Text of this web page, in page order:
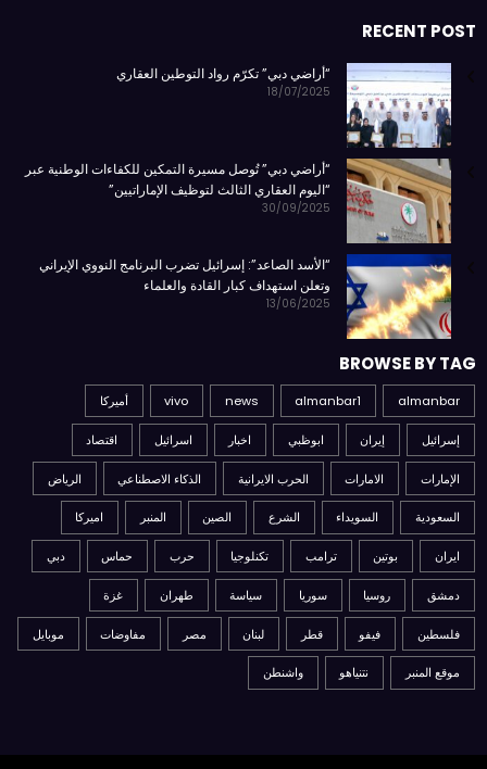
RECENT POST
“أراضي دبي” تكرّم رواد التوطين العقاري
18/07/2025
“أراضي دبي” تُوصل مسيرة التمكين للكفاءات الوطنية عبر
“اليوم العقاري الثالث لتوظيف الإماراتيين”
30/09/2025
“الأسد الصاعد”: إسرائيل تضرب البرنامج النووي الإيراني
وتعلن استهداف كبار القادة والعلماء
13/06/2025
BROWSE BY TAG
almanbar
almanbar1
news
vivo أميركا
إسرائيل إيران ابوظبي اخبار اسرائيل اقتصاد
الإمارات الامارات الحرب الايرانية الذكاء الاصطناعي الرياض
السعودية السويداء الشرع الصين المنبر اميركا
ايران بوتين ترامب تكنلوجيا حرب حماس دبي
دمشق روسيا سوريا سياسة طهران غزة
فلسطين فيفو قطر لبنان مصر مفاوضات موبايل
موقع المنبر نتنياهو واشنطن